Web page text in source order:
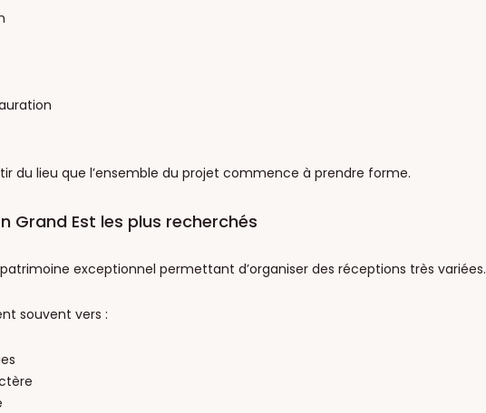
du lieu que l’ensemble du projet commence à prendre forme.
Grand Est les plus recherchés
patrimoine exceptionnel permettant d’organiser des réceptions très variées.
souvent vers :